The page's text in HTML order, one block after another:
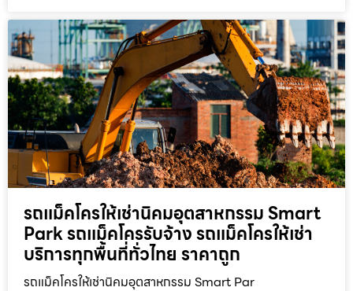
รถแม็คโครให้เช่านิคมอุตสาหกรรม Smart
Park รถแม็คโครรับจ้าง รถแม็คโครให้เช่า
บริการทุกพื้นที่ทั่วไทย ราคาถูก
รถแม็คโครให้เช่านิคมอุตสาหกรรม Smart Par